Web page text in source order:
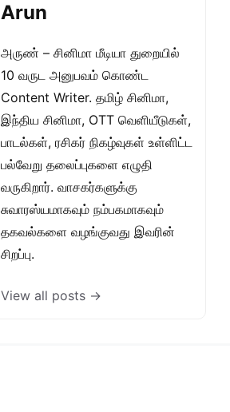
Arun
அருண் – சினிமா மீடியா துறையில்
10 வருட அனுபவம் கொண்ட
Content Writer. தமிழ் சினிமா,
இந்திய சினிமா, OTT வெளியீடுகள்,
பாடல்கள், ரசிகர் நிகழ்வுகள் உள்ளிட்ட
பல்வேறு தலைப்புகளை எழுதி
வருகிறார். வாசகர்களுக்கு
சுவாரஸ்யமாகவும் நம்பகமாகவும்
தகவல்களை வழங்குவது இவரின்
சிறப்பு.
View all posts →